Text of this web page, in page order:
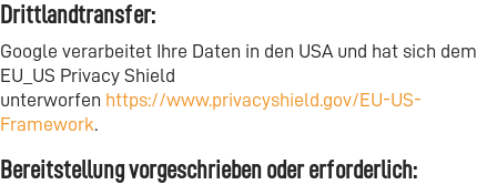
Drittlandtransfer:
Google verarbeitet Ihre Daten in den USA und hat sich dem
EU_US Privacy Shield
unterworfen https://www.privacyshield.gov/EU-US-
Framework.
Bereitstellung vorgeschrieben oder erforderlich: